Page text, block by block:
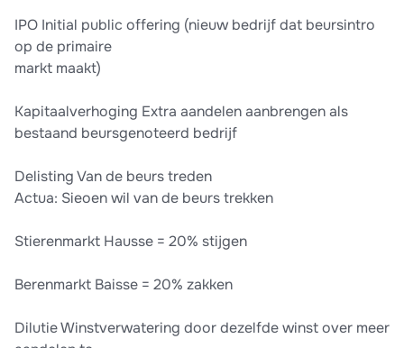
IPO Initial public offering (nieuw bedrijf dat beursintro
op de primaire
markt maakt)
Kapitaalverhoging Extra aandelen aanbrengen als
bestaand beursgenoteerd bedrijf
Delisting Van de beurs treden
Actua: Sieoen wil van de beurs trekken
Stierenmarkt Hausse = 20% stijgen
Berenmarkt Baisse = 20% zakken
Dilutie Winstverwatering door dezelfde winst over meer